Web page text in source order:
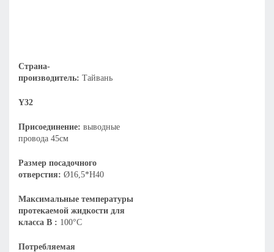
Страна-
производитель: Тайвань
Y32
Присоединение: выводные
провода 45см
Размер посадочного
отверстия: Ø16,5*Н40
Максимальные температуры
протекаемой жидкости для
класса В : 100°С
Потребляемая